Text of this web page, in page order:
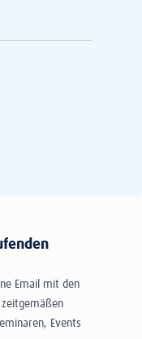
Email mit den
Events